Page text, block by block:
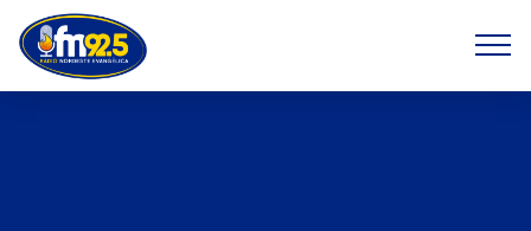
Previous Next